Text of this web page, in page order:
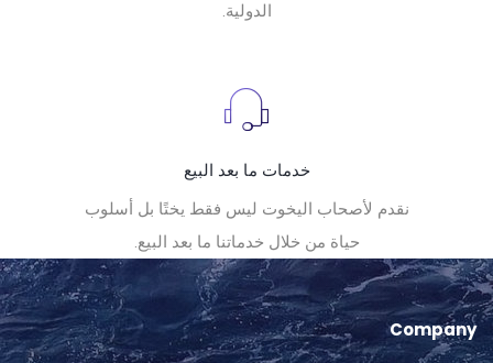
الدولية.
خدمات ما بعد البيع
نقدم لأصحاب اليخوت ليس فقط يختًا بل أسلوب
حياة من خلال خدماتنا ما بعد البيع.
Company